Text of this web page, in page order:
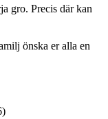
gro. Precis där kan
önska er alla en